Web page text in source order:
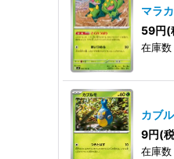
マラ
59円(
在庫
カブ
9円(
在庫